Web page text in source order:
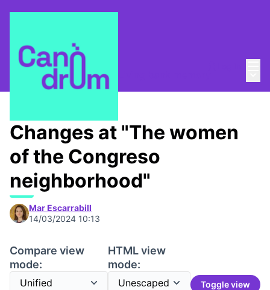
Taula de Memòries / 📸 Living bank memory
Changes at "The women
of the Congreso
neighborhood"
Mar Escarrabill
14/03/2024 10:13
Compare view
mode:
HTML view
mode:
Toggle view